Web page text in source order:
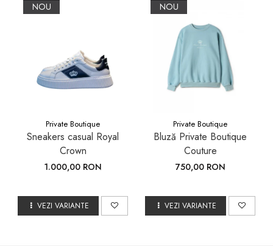
NOU
Private Boutique
Sneakers casual Royal
Crown
1.000,00 RON
VEZI VARIANTE
NOU
Private Boutique
Bluză Private Boutique
Couture
750,00 RON
VEZI VARIANTE